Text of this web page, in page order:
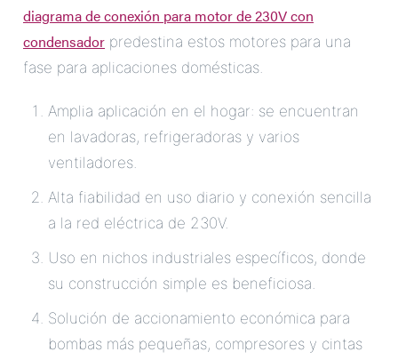
diagrama de conexión para motor de 230V con
condensador predestina estos motores para una
fase para aplicaciones domésticas.
Amplia aplicación en el hogar: se encuentran
en lavadoras, refrigeradoras y varios
ventiladores.
Alta fiabilidad en uso diario y conexión sencilla
a la red eléctrica de 230V.
Uso en nichos industriales específicos, donde
su construcción simple es beneficiosa.
Solución de accionamiento económica para
bombas más pequeñas, compresores y cintas